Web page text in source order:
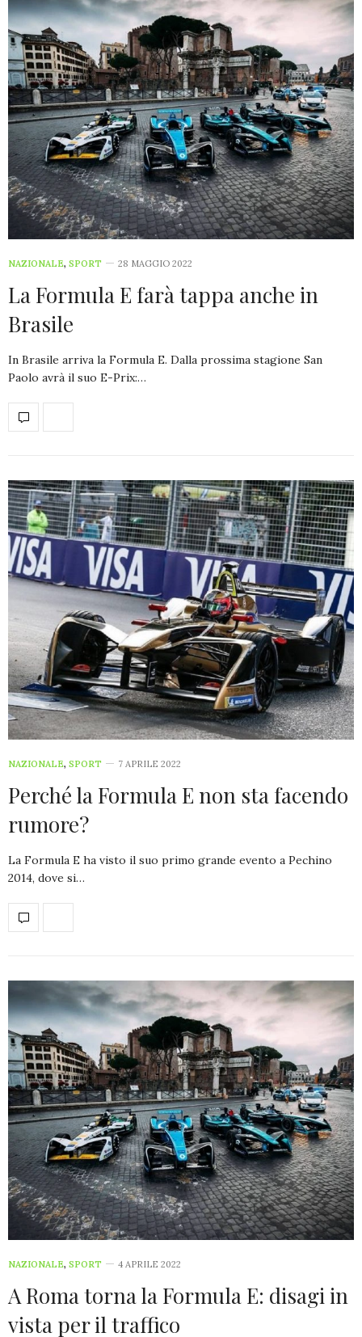
NAZIONALE, SPORT 28 MAGGIO 2022
La Formula E farà tappa anche in
Brasile
In Brasile arriva la Formula E. Dalla prossima stagione San
Paolo avrà il suo E-Prix:…
NAZIONALE, SPORT 7 APRILE 2022
Perché la Formula E non sta facendo
rumore?
La Formula E ha visto il suo primo grande evento a Pechino
2014, dove si…
NAZIONALE, SPORT 4 APRILE 2022
A Roma torna la Formula E: disagi in
vista per il traffico